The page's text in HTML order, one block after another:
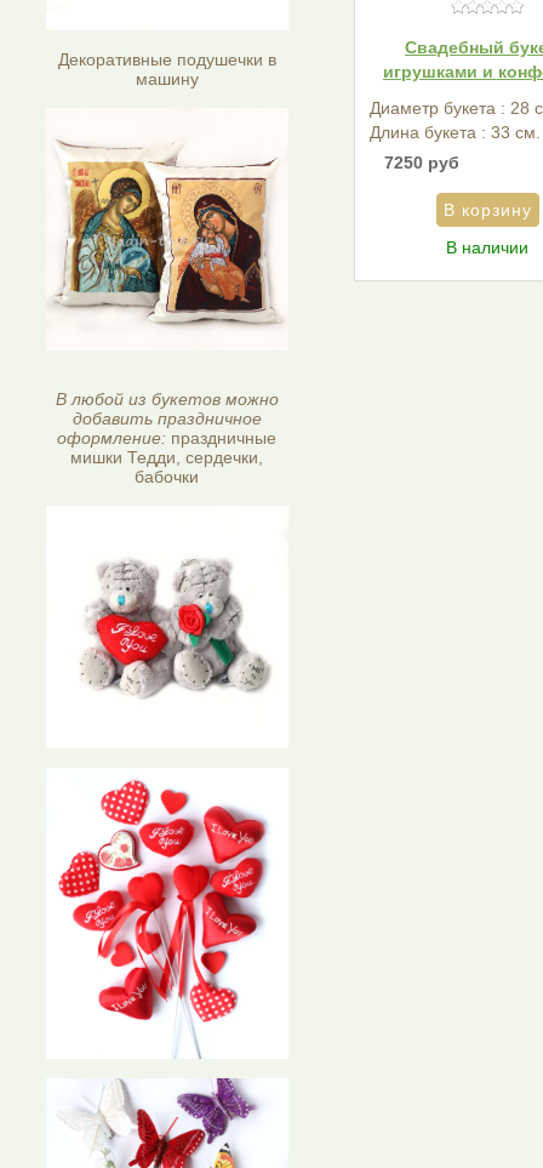
Декоративные подушечки в
машину
В любой из букетов можно
добавить праздничное
оформление: праздничные
мишки Тедди, сердечки,
бабочки
Свадебный
игрушками и
Диаметр букета : 28
Длина букета : 33 см.
7250 руб
В наличии